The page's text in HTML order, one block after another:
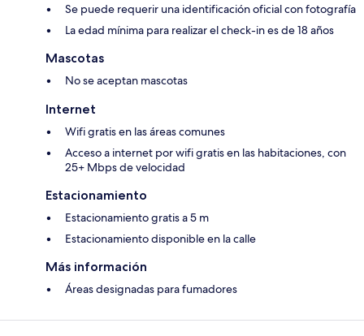
Se puede requerir una identificación oficial con fotografía
La edad mínima para realizar el check-in es de 18 años
Mascotas
No se aceptan mascotas
Internet
Wifi gratis en las áreas comunes
Acceso a internet por wifi gratis en las habitaciones, con
25+ Mbps de velocidad
Estacionamiento
Estacionamiento gratis a 5 m
Estacionamiento disponible en la calle
Más información
Áreas designadas para fumadores